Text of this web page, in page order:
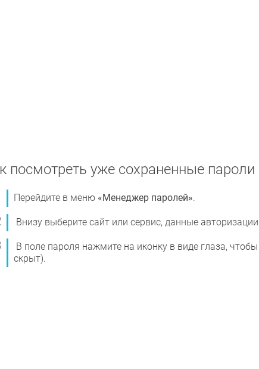
посмотреть уже сохраненные пароли
Перейдите в меню «Менеджер паролей».
Внизу выберите сайт или сервис, данные
В поле пароля нажмите на иконку в виде глаза,
скрыт).